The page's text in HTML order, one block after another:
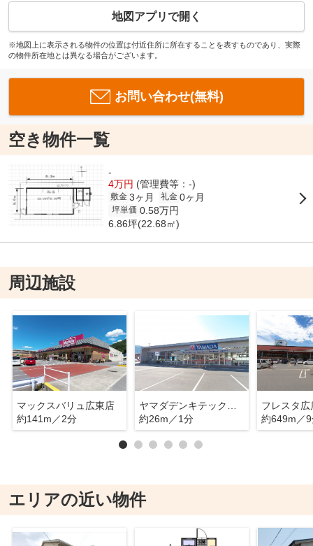
地図アプリで開く
※地図上に表示される物件の位置は付近住所に所在することを表すものであり、実際
の物件所在地とは異なる場合がございます。
お問い合わせ(無料)
空き物件一覧
-
4万円 (管理費等：-)
敷金 3ヶ月 礼金 0ヶ月
坪単価 0.58万円
6.86坪(22.68㎡)
周辺施設
マックスバリュ広東店
約141m／2分
約26m／1分
フレスタ広
約649m／
エリアの近い物件